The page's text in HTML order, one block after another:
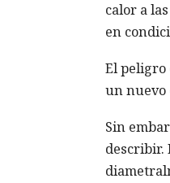
calor a
en
El peligro
un nuevo
Sin
describir.